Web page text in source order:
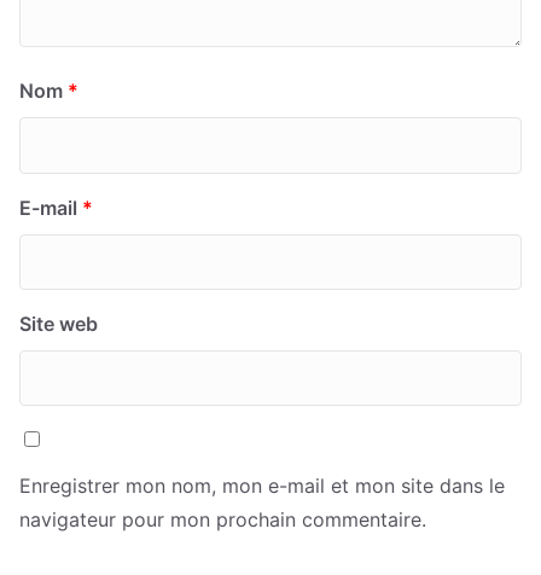
Nom *
E-mail *
Site web
Enregistrer mon nom, mon e-mail et mon site dans le
navigateur pour mon prochain commentaire.